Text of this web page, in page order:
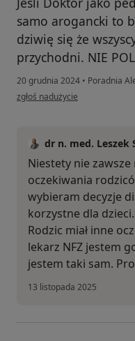
samo arogancki to
dziwię się że
przychodni. NIE
20 grudnia 2024 • Poradnia
w opinii użytkownika M.A
zgłoś nadużycie
dr n. med. Leszek
Niestety nie zawsze
oczekiwania
wybieram decyzje
korzystne dla
Rodzic miał inne
lekarz NFZ jestem
jestem taki sam.
13 listopada 2025